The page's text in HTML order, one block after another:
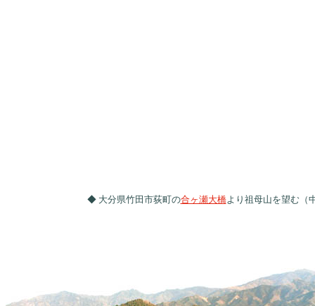
◆ 大分県竹田市荻町の合ヶ瀬大橋より祖母山を望む（